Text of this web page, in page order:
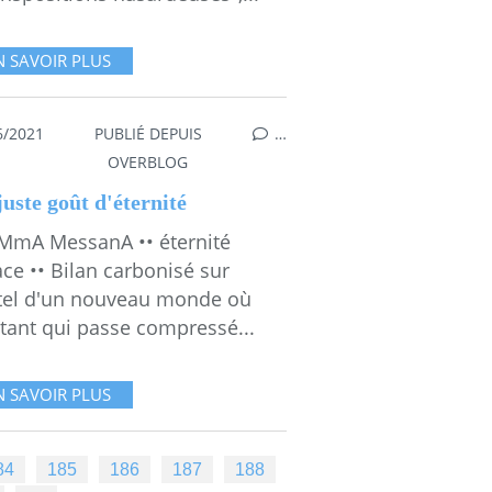
SAVOIR PLUS
2021
PUBLIÉ DEPUIS
OVERBLOG
…
goût d'éternité
MessanA •• éternité
•• Bilan carbonisé sur
d'un nouveau monde où
qui passe compressé...
SAVOIR PLUS
185 186 187
188